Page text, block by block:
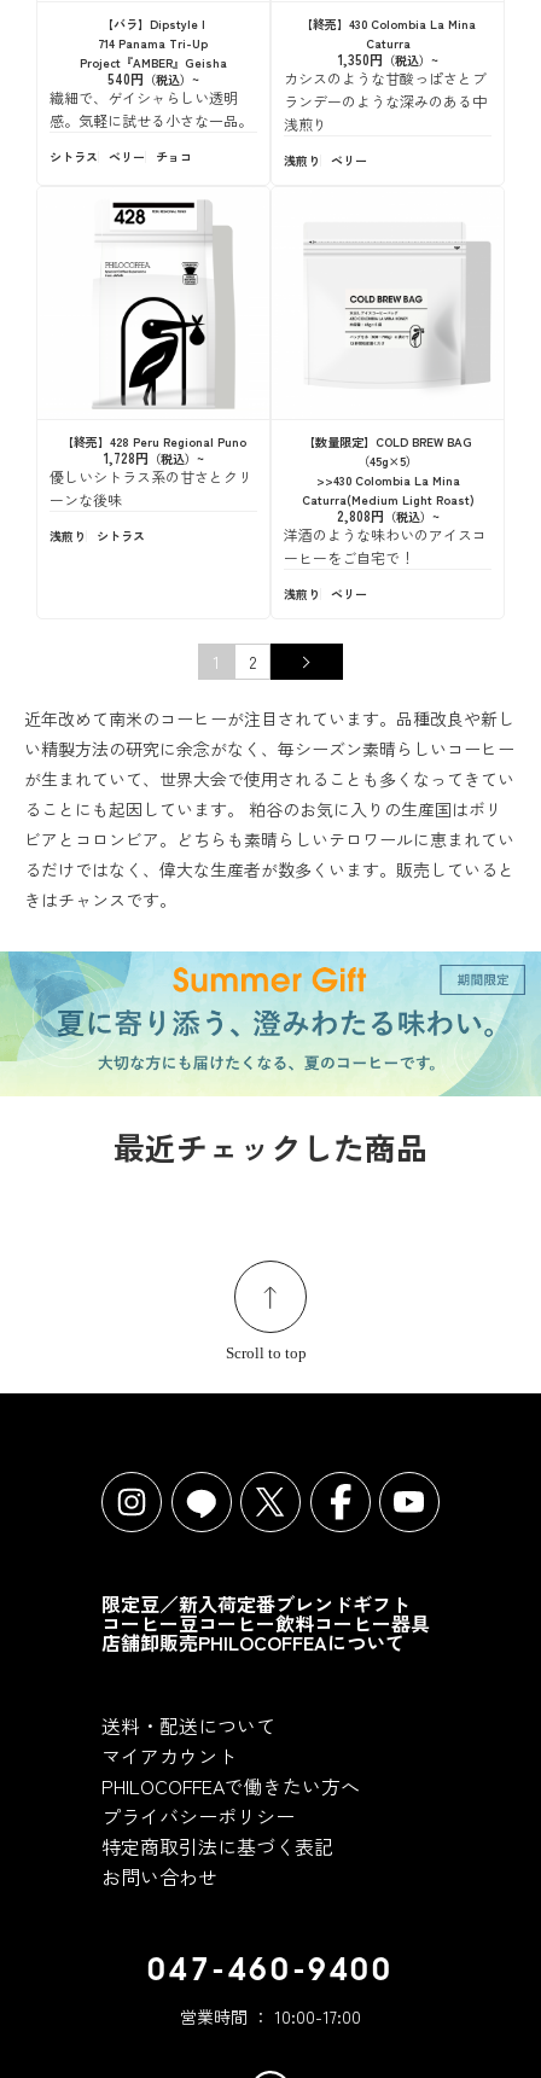
【バラ】Dipstyle |
714 Panama Tri-Up
Project『AMBER』Geisha
540円
繊細で、ゲイシャらしい透明
感。気軽に試せる小さな一品。
シトラス ベリー チョコ
【終売】430 Colombia La Mina
Caturra
1,350円
カシスのような甘酸っぱさとブ
ランデーのような深みのある中
浅煎り
浅煎り ベリー
【終売】428 Peru Regional Puno
1,728円
優しいシトラス系の甘さとクリ
ーンな後味
浅煎り シトラス
【数量限定】COLD BREW BAG
（45g×5）
>>430 Colombia La Mina
Caturra(Medium Light Roast)
2,808円
洋酒のような味わいのアイスコ
ーヒーをご自宅で！
浅煎り ベリー
1 2
近年改めて南米のコーヒーが注目されています。品種改良や新し
い精製方法の研究に余念がなく、毎シーズン素晴らしいコーヒー
が生まれていて、世界大会で使用されることも多くなってきてい
ることにも起因しています。 粕谷のお気に入りの生産国はボリ
ビアとコロンビア。どちらも素晴らしいテロワールに恵まれてい
るだけではなく、偉大な生産者が数多くいます。販売していると
きはチャンスです。
最近チェックした商品
Scroll to top
限定豆／新入荷定番ブレンドギフト
コーヒー豆コーヒー飲料コーヒー器具
店舗卸販売PHILOCOFFEAについて
送料・配送について
マイアカウント
PHILOCOFFEAで働きたい方へ
プライバシーポリシー
特定商取引法に基づく表記
お問い合わせ
047-460-9400
営業時間 ： 10:00-17:00